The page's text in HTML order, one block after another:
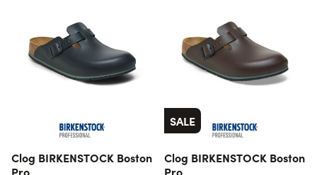
Clog BIRKENSTOCK Boston
Pro
SALE
Clog BIRKENSTOCK Boston
Pro